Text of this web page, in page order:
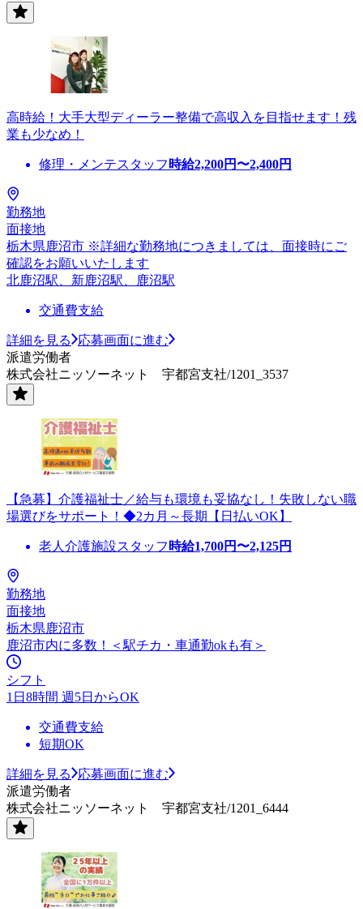
高時給！大手大型ディーラー整備で高収入を目指せます！残
業も少なめ！
修理・メンテスタッフ 時給2,200円〜2,400円
勤務地
面接地
栃木県鹿沼市 ※詳細な勤務地につきましては、面接時にご
確認をお願いいたします
北鹿沼駅、新鹿沼駅、鹿沼駅
交通費支給
詳細を見る
応募画面に進む
派遣労働者
株式会社ニッソーネット 宇都宮支社/1201_3537
【急募】介護福祉士／給与も環境も妥協なし！失敗しない職
場選びをサポート！◆2カ月～長期【日払いOK】
老人介護施設スタッフ 時給1,700円〜2,125円
勤務地
面接地
栃木県鹿沼市
鹿沼市内に多数！＜駅チカ・車通勤okも有＞
シフト
1日8時間 週5日からOK
交通費支給
短期OK
詳細を見る
応募画面に進む
派遣労働者
株式会社ニッソーネット 宇都宮支社/1201_6444